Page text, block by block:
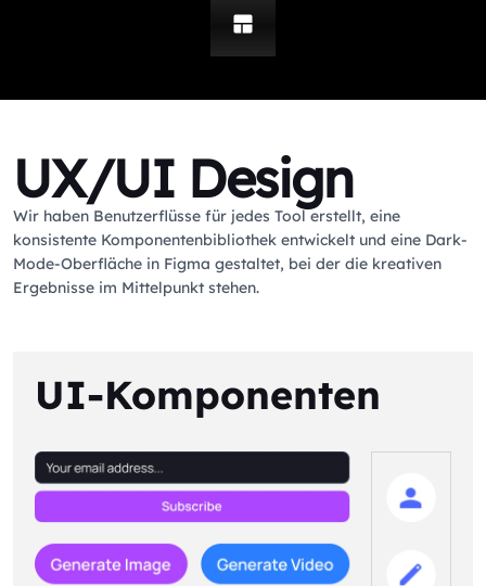
UX/UI Design
Wir haben Benutzerflüsse für jedes Tool erstellt, eine
konsistente Komponentenbibliothek entwickelt und eine Dark-
Mode-Oberfläche in Figma gestaltet, bei der die kreativen
Ergebnisse im Mittelpunkt stehen.
UI-Komponenten